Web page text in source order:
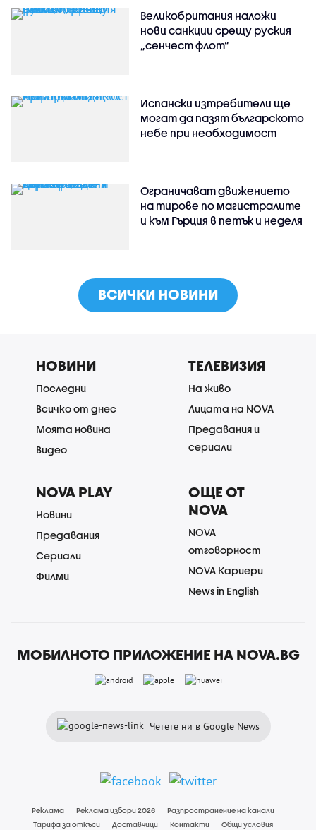
Великобритания наложи
нови санкции срещу руския
„сенчест флот“
Испански изтребители ще
могат да пазят българското
небе при необходимост
Ограничават движението
на тирове по магистралите
и към Гърция в петък и неделя
ВСИЧКИ НОВИНИ
НОВИНИ
Последни
Всичко от днес
Моята новина
Видео
ТЕЛЕВИЗИЯ
На живо
Лицата на NOVA
Предавания и
сериали
NOVA PLAY
Новини
Предавания
Сериали
Филми
ОЩЕ ОТ
NOVA
NOVA
отговорност
NOVA Кариери
News in English
МОБИЛНОТО ПРИЛОЖЕНИЕ НА NOVA.BG
Четете ни в Google News
Реклама Реклама избори 2026
Разпространение на канали
Тарифа за откъси
Доставчици Контакти Общи условия